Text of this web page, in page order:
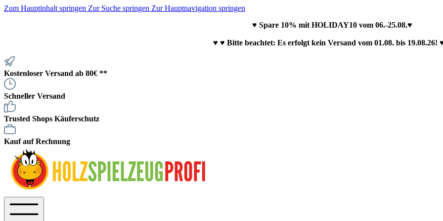
Zum Hauptinhalt springen Zur Suche springen Zur Hauptnavigation springen
♥ Spare 10% mit HOLIDAY10 vom 06.-25.08.♥
♥ ♥ Bitte beachtet: Es erfolgt kein Versand vom 01.08. bis 19.08.26!
Kostenloser Versand ab 80€ **
Schneller Versand
Trusted Shops Käuferschutz
Kauf auf Rechnung